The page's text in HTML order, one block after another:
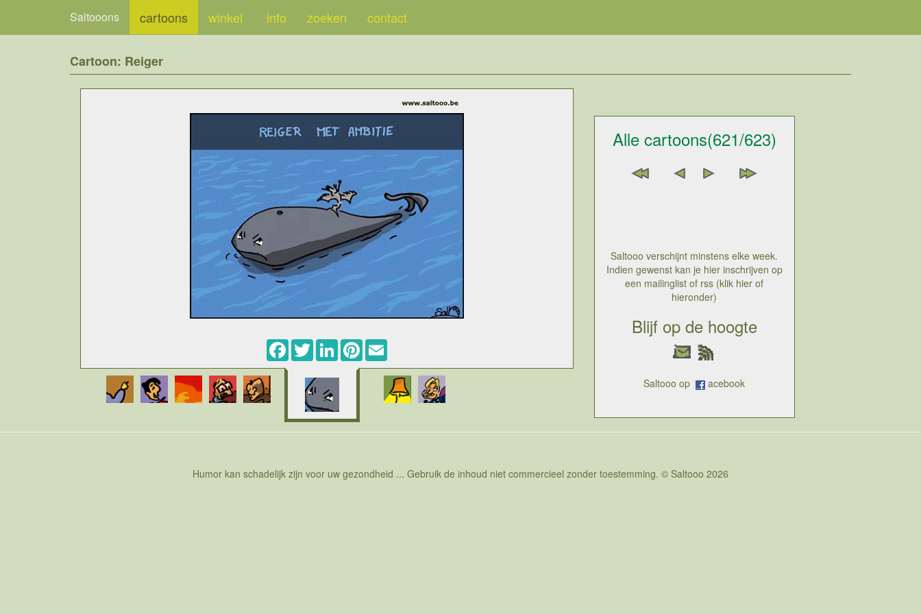
Saltooons cartoons winkel info zoeken contact
Cartoon: Reiger
Facebook
TwitterLinkedInPinterest
Alle cartoons(621/623)
Saltooo verschijnt minstens elke week.
Indien gewenst kan je hier inschrijven op
een mailinglist of rss (klik hier of
hieronder)
Blijf op de hoogte
Saltooo op acebook
Humor kan schadelijk zijn voor uw gezondheid ... Gebruik de inhoud niet commercieel zonder toestemming. © Saltooo 2026